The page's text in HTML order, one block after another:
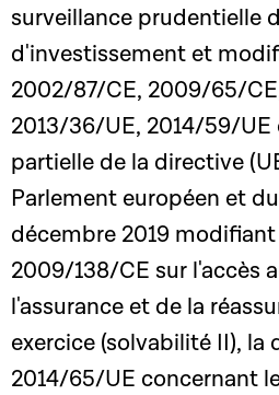
surveillance prudentielle
d'investissement et
2002/87/CE, 2009/65/
2013/36/UE, 2014/59/
partielle de la directive
Parlement européen et
décembre 2019
2009/138/CE sur l'accès
l'assurance et de la
exercice (solvabilité II), la
2014/65/UE concernant